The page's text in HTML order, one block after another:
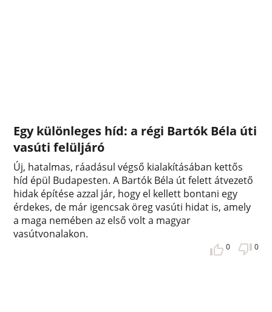
Egy különleges híd: a régi Bartók Béla úti
vasúti felüljáró
Új, hatalmas, ráadásul végső kialakításában kettős
híd épül Budapesten. A Bartók Béla út felett átvezető
hidak építése azzal jár, hogy el kellett bontani egy
érdekes, de már igencsak öreg vasúti hidat is, amely
a maga nemében az első volt a magyar
vasútvonalakon.
0 0